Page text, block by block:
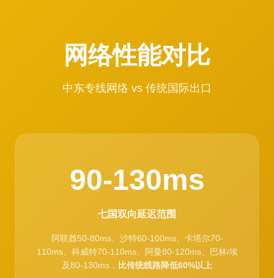
网络性能对比
中东专线网络 vs 传统国际出口
90-130ms
七国双向延迟范围
阿联酋50-80ms、沙特60-100ms、卡塔尔70-
110ms、科威特70-110ms、阿曼80-120ms、巴林/埃
及80-130ms， 比传统线路降低60%以上